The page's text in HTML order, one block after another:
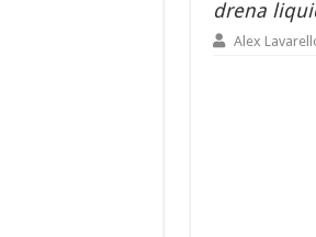
drena
Alex